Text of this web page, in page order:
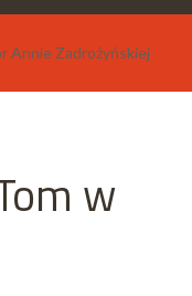
Annie Zadrożyńskiej
w